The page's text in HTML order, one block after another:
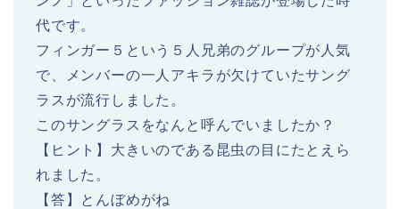
代です。
フィンガー５という５人兄弟のグループが人気
で、メンバーの一人アキラが欠けていたサング
ラスが流行しました。
このサングラスをなんと呼んでいましたか？
【ヒント】大きいのである昆虫の目にたとえら
れました。
【答】とんぼめがね